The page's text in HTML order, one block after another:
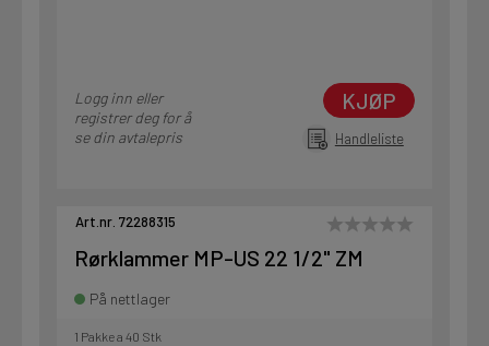
Logg inn eller
registrer deg for å
se din avtalepris
KJØP
Handleliste
Art.nr. 72288315
Rørklammer MP-US 22 1/2" ZM
På nettlager
1 Pakke a 40 Stk